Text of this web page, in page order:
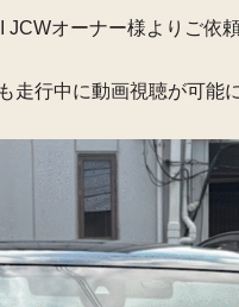
オーナー様よりご依頼
走行中に動画視聴が可能